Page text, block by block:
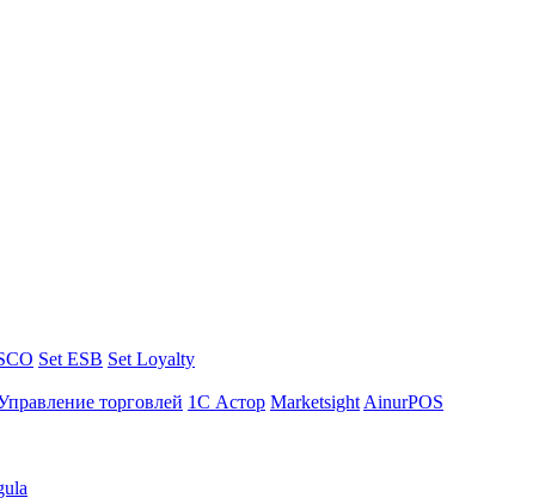
Set ESB Set Loyalty
торговлей 1С Астор Marketsight AinurPOS